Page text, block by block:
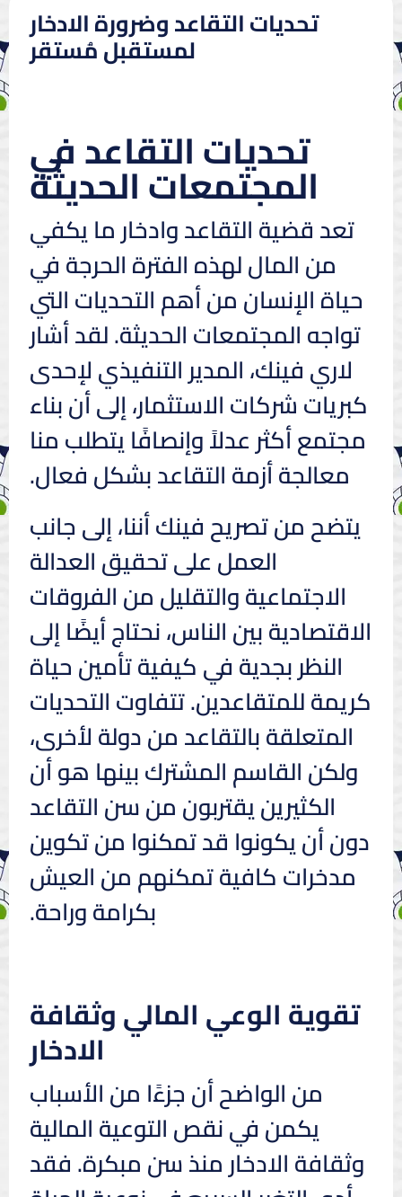
تحديات التقاعد وضرورة الادخار
لمستقبل مُستقر
تحديات التقاعد في
المجتمعات الحديثة
تعد قضية التقاعد وادخار ما يكفي
من المال لهذه الفترة الحرجة في
حياة الإنسان من أهم التحديات التي
تواجه المجتمعات الحديثة. لقد أشار
لاري فينك، المدير التنفيذي لإحدى
كبريات شركات الاستثمار، إلى أن بناء
مجتمع أكثر عدلاً وإنصافًا يتطلب منا
معالجة أزمة التقاعد بشكل فعال.
يتضح من تصريح فينك أننا، إلى جانب
العمل على تحقيق العدالة
الاجتماعية والتقليل من الفروقات
الاقتصادية بين الناس، نحتاج أيضًا إلى
النظر بجدية في كيفية تأمين حياة
كريمة للمتقاعدين. تتفاوت التحديات
المتعلقة بالتقاعد من دولة لأخرى،
ولكن القاسم المشترك بينها هو أن
الكثيرين يقتربون من سن التقاعد
دون أن يكونوا قد تمكنوا من تكوين
مدخرات كافية تمكنهم من العيش
بكرامة وراحة.
تقوية الوعي المالي وثقافة
الادخار
من الواضح أن جزءًا من الأسباب
يكمن في نقص التوعية المالية
وثقافة الادخار منذ سن مبكرة. فقد